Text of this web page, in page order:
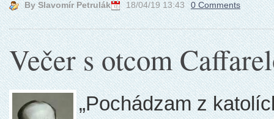
By Slavomír Petrulák 18/04/19 13:43 0 Comments
Večer s otcom
„Pochádzam z